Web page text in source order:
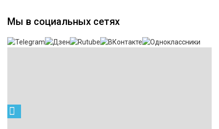
Мы в социальных сетях